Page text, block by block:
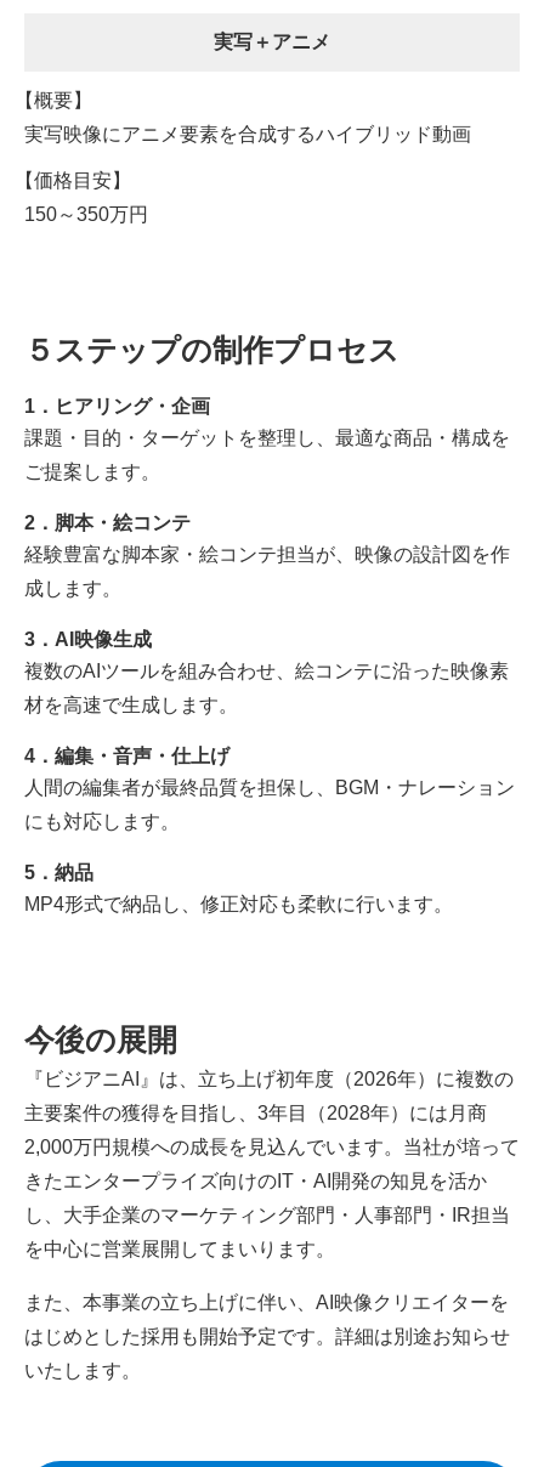
実写＋アニメ
実写映像にアニメ要素を合成するハイブリッド動画
150～350万円
５ステップの制作プロセス
1．ヒアリング・企画
課題・目的・ターゲットを整理し、最適な商品・構成を
ご提案します。
2．脚本・絵コンテ
経験豊富な脚本家・絵コンテ担当が、映像の設計図を作
成します。
3．AI映像生成
複数のAIツールを組み合わせ、絵コンテに沿った映像素
材を高速で生成します。
4．編集・音声・仕上げ
人間の編集者が最終品質を担保し、BGM・ナレーション
にも対応します。
5．納品
MP4形式で納品し、修正対応も柔軟に行います。
今後の展開
『ビジアニAI』は、立ち上げ初年度（2026年）に複数の
主要案件の獲得を目指し、3年目（2028年）には月商
2,000万円規模への成長を見込んでいます。当社が培って
きたエンタープライズ向けのIT・AI開発の知見を活か
し、大手企業のマーケティング部門・人事部門・IR担当
を中心に営業展開してまいります。
また、本事業の立ち上げに伴い、AI映像クリエイターを
はじめとした採用も開始予定です。詳細は別途お知らせ
いたします。